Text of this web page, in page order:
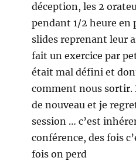
déception, les 2
pendant 1/2 heure
slides reprenant leur
fait un exercice par
était mal défini et
comment nous sortir.
de nouveau et je
session … c’est
conférence, des fois
fois on perd